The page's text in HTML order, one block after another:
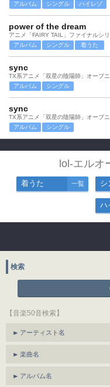
アルバム
シングル ハイレゾ
power of the dream
アニメ「FAIRY TAIL」ファイナルシ
アルバム
シングル 着うた
sync
TX系アニメ「双星の陰陽師」オープ
アルバム
シングル
sync
TX系アニメ「双星の陰陽師」オープ
アルバム
シングル
lol-エルオ
着うた 一覧 シ
ハ
検索
【音楽50音検索】
アーティスト名
楽曲名
アルバム名